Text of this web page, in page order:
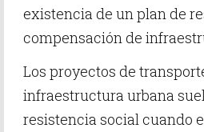
existencia de un plan de
compensación de
Los proyectos de
infraestructura urbana
resistencia social cuando